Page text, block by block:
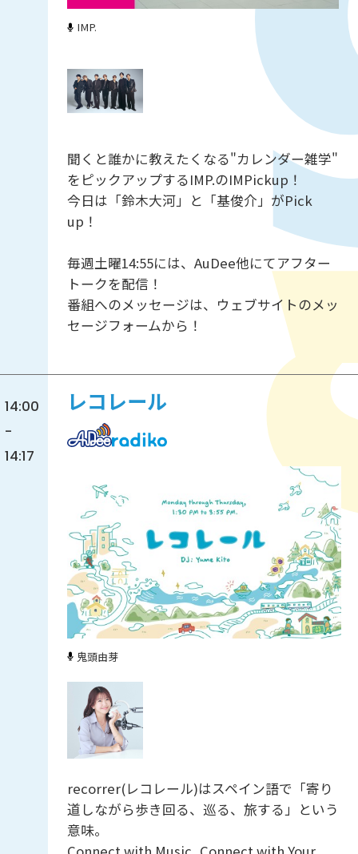
IMP.
聞くと誰かに教えたくなる"カレンダー雑学"
をピックアップするIMP.のIMPickup！
今日は「鈴木大河」と「基俊介」がPick
up！
毎週土曜14:55には、AuDee他にてアフター
トークを配信！
番組へのメッセージは、ウェブサイトのメッ
セージフォームから！
14:00
-
14:17
レコレール
鬼頭由芽
recorrer(レコレール)はスペイン語で「寄り
道しながら歩き回る、巡る、旅する」という
意味。